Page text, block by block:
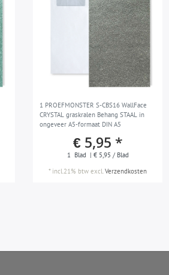
1 PROEFMONSTER S-CBS16 WallFace
CRYSTAL graskralen Behang STAAL in
ongeveer A5-formaat DIN A5
€ 5,95 *
1 Blad | € 5,95 / Blad
* incl.21% btw excl.Verzendkosten